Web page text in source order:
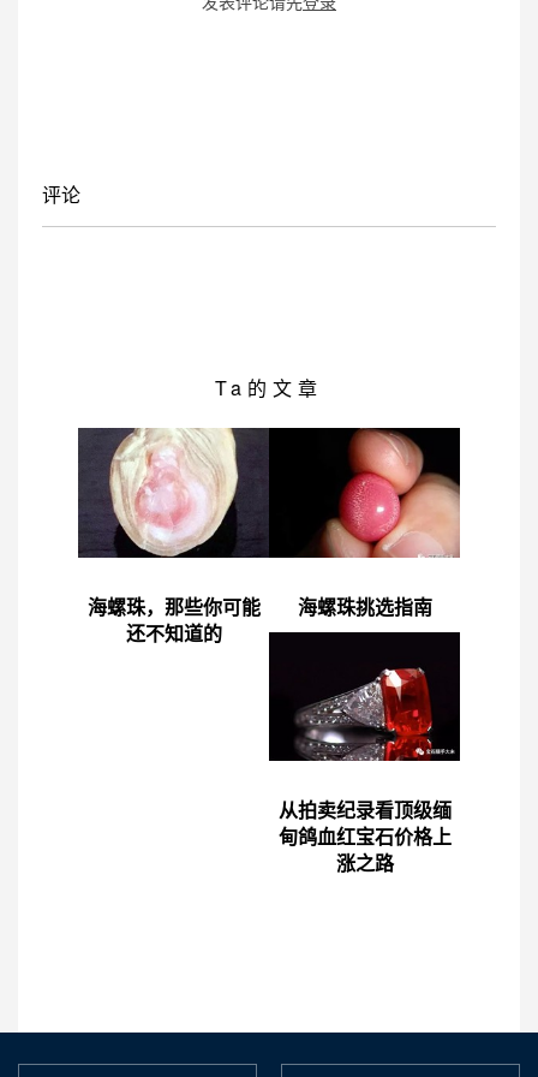
评论
Ta的文章
海螺珠，那些你可能
还不知道的
海螺珠挑选指南
从拍卖纪录看顶级缅
甸鸽血红宝石价格上
涨之路